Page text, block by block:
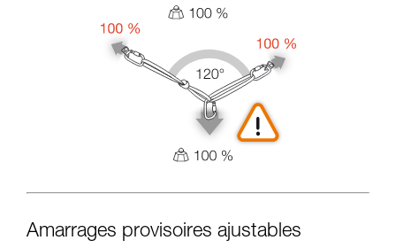
Amarrages provisoires ajustables